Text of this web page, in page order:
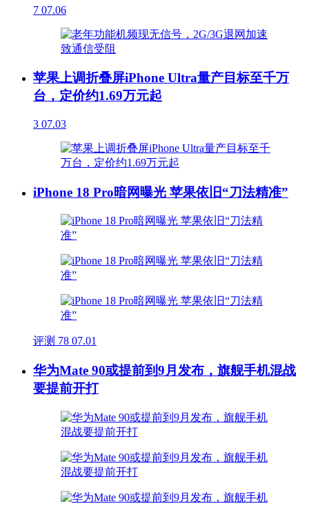
7 07.06
苹果上调折叠屏iPhone Ultra量产目标至千万
台，定价约1.69万元起
3 07.03
iPhone 18 Pro暗网曝光 苹果依旧“刀法精准”
评测 78 07.01
华为Mate 90或提前到9月发布，旗舰手机混战
要提前开打